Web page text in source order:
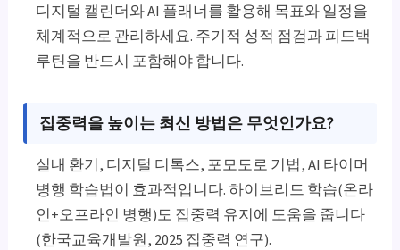
디지털 캘린더와 AI 플래너를 활용해 목표와 일정을
체계적으로 관리하세요. 주기적 성적 점검과 피드백
루틴을 반드시 포함해야 합니다.
집중력을 높이는 최신 방법은 무엇인가요?
실내 환기, 디지털 디톡스, 포모도로 기법, AI 타이머
병행 학습법이 효과적입니다. 하이브리드 학습(온라
인+오프라인 병행)도 집중력 유지에 도움을 줍니다
(한국교육개발원, 2025 집중력 연구).